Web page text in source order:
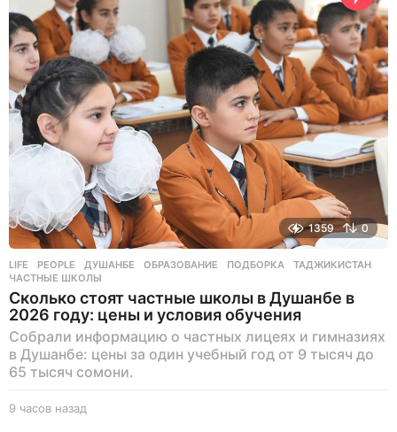
з
а
1359 0
LIFE ,PEOPLE ДУШАНБЕ ,ОБРАЗОВАНИЕ ,ПОДБОРКА ,ТАДЖИКИСТАН
ЧАСТНЫЕ ШКОЛЫ
Сколько стоят частные школы в Душанбе в
2026 году: цены и условия обучения
Собрали информацию о частных лицеях и гимназиях
в Душанбе: цены за один учебный год от 9 тысяч до
65 тысяч сомони.
9 часов назад